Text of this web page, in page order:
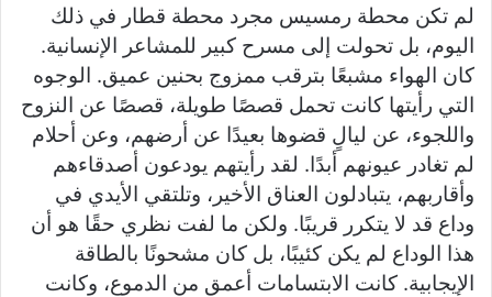
لم تكن محطة رمسيس مجرد محطة قطار في ذلك
اليوم، بل تحولت إلى مسرح كبير للمشاعر الإنسانية.
كان الهواء مشبعًا بترقب ممزوج بحنين عميق. الوجوه
التي رأيتها كانت تحمل قصصًا طويلة، قصصًا عن النزوح
واللجوء، عن ليالٍ قضوها بعيدًا عن أرضهم، وعن أحلام
لم تغادر عيونهم أبدًا. لقد رأيتهم يودعون أصدقاءهم
وأقاربهم، يتبادلون العناق الأخير، وتلتقي الأيدي في
وداع قد لا يتكرر قريبًا. ولكن ما لفت نظري حقًا هو أن
هذا الوداع لم يكن كئيبًا، بل كان مشحونًا بالطاقة
الإيجابية. كانت الابتسامات أعمق من الدموع، وكانت